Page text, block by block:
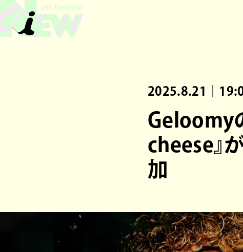
2025.8.21｜
Geloomy
cheese』
加